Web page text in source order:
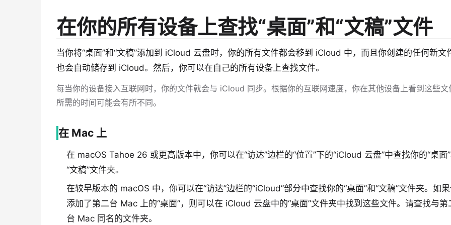
在你的所有设备上查找“桌面”和“文稿”文件
当你将“桌面”和“文稿”添加到 iCloud 云盘时，你的所有文件都会移到 iCloud 中，而且你创建的任何新文
也会自动储存到 iCloud。然后，你可以在自己的所有设备上查找文件。
每当你的设备接入互联网时，你的文件就会与 iCloud 同步。根据你的互联网速度，你在其他设备上看到这些文
所需的时间可能会有所不同。
在 Mac 上
在 macOS Tahoe 26 或更高版本中，你可以在“访达”边栏的“位置”下的“iCloud 云盘”中查找你的“桌面
“文稿”文件夹。
在较早版本的 macOS 中，你可以在“访达”边栏的“iCloud”部分中查找你的“桌面”和“文稿”文件夹。如
添加了第二台 Mac 上的“桌面”，则可以在 iCloud 云盘中的“桌面”文件夹中找到这些文件。请查找与第
台 Mac 同名的文件夹。